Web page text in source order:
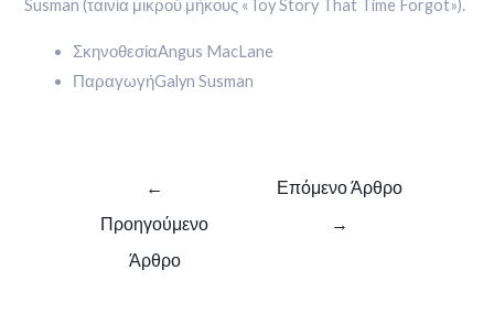
Susman (ταινία μικρού μήκους «Toy Story That Time Forgot»).
ΣκηνοθεσίαAngus MacLane
ΠαραγωγήGalyn Susman
←
Προηγούμενο
Άρθρο
Επόμενο Άρθρο
→